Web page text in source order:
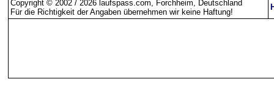
Copyright © 2002 / 2026 laufspass.com, Forchheim, Deutschland
Für die Richtigkeit der Angaben übernehmen wir keine Haftung!